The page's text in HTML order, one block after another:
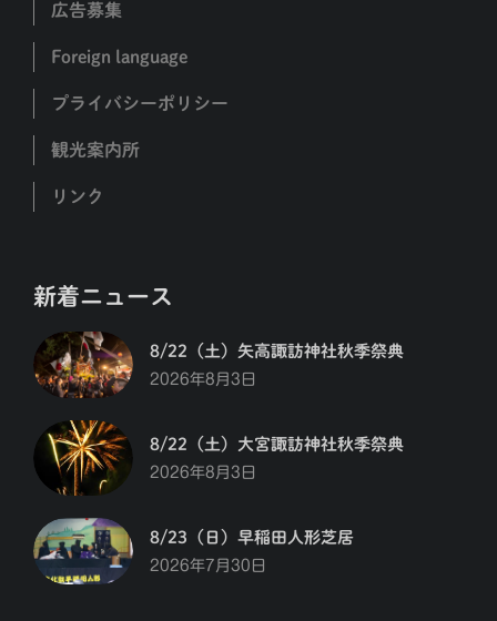
広告募集
Foreign language
プライバシーポリシー
観光案内所
リンク
新着ニュース
8/22（土）矢高諏訪神社秋季祭典
2026年8月3日
8/22（土）大宮諏訪神社秋季祭典
2026年8月3日
8/23（日）早稲田人形芝居
2026年7月30日